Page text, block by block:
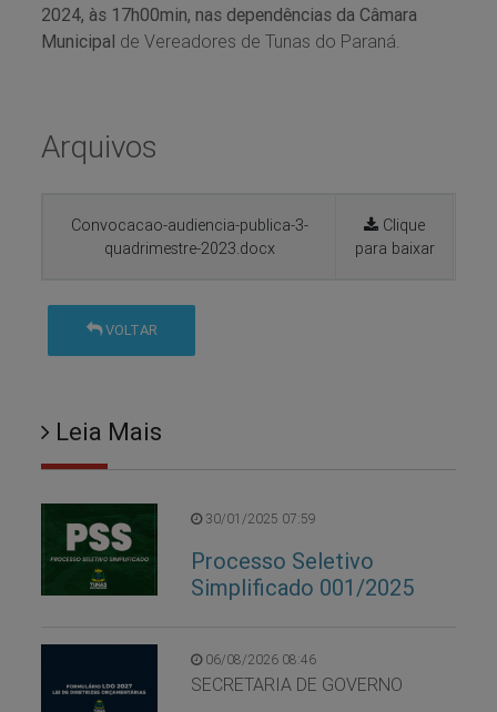
2024, às 17h00min, nas dependências da Câmara
Municipal de Vereadores de Tunas do Paraná.
Arquivos
Convocacao-audiencia-publica-3-
quadrimestre-2023.docx
Clique
para baixar
VOLTAR
Leia Mais
30/01/2025 07:59
Processo Seletivo
Simplificado 001/2025
06/08/2026 08:46
SECRETARIA DE GOVERNO